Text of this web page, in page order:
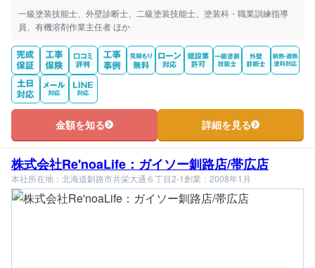
一級塗装技能士、外壁診断士、二級塗装技能士、塗装科・職業訓練指導
員、有機溶剤作業主任者 ほか
金額を知る 詳細を見る
株式会社Re'noaLife：ガイソー釧路店/帯広店
本社所在地：北海道釧路市共栄大通６丁目2-1創業：2008年1月